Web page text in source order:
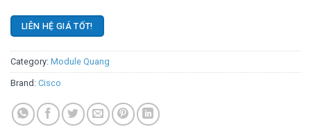
LIÊN HỆ GIÁ TỐT!
Category: Module Quang
Brand: Cisco